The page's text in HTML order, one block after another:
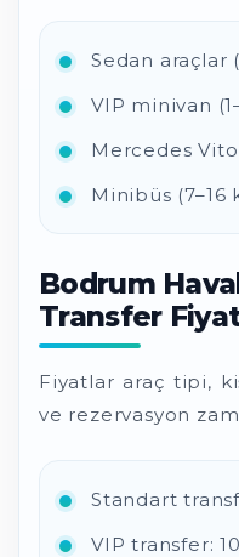
Sedan araçlar
VIP minivan
Mercedes
Minibüs (7–16
Bodrum
Transfer
Fiyatlar araç tipi,
ve rezervasyon
Standart
VIP transfer: